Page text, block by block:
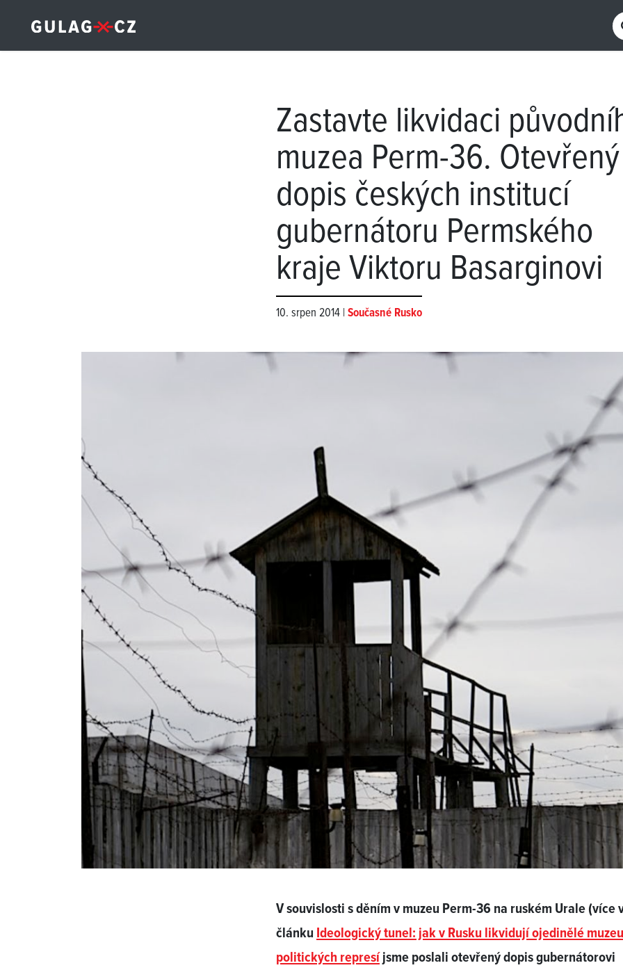
Zastavte likvidaci
muzea Perm-36. Otevřený
dopis českých institucí
gubernátoru Permského
kraje Viktoru Basarginovi
10. srpen 2014 | Současné Rusko
V souvislosti s děním v muzeu Perm-36 na ruském Urale (více
článku Ideologický tunel: jak v Rusku likvidují ojedinělé
politických represíjsme poslali otevřený dopis gubernátorovi